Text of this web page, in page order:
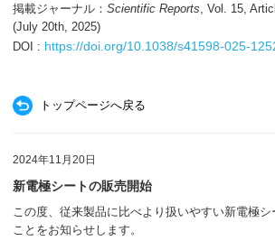
掲載ジャーナル：Scientific Reports , Vol. 15,
(July 20th, 2025)
DOI : https://doi.org/10.1038/s41598-025-
トップページへ戻る
2024年11月20日
新電極シートの販売開始
この度、従来製品に比べより扱いやすい新電極
ことをお知らせします。